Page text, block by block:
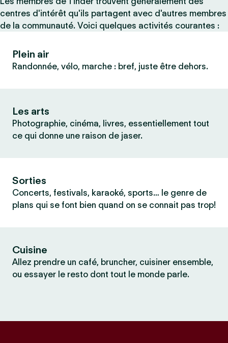
centres d'intérêt qu'ils partagent avec d'autres membres
de la communauté. Voici quelques activités courantes :
Plein air
Randonnée, vélo, marche : bref, juste être dehors.
Les arts
Photographie, cinéma, livres, essentiellement tout
ce qui donne une raison de jaser.
Sorties
Concerts, festivals, karaoké, sports… le genre de
plans qui se font bien quand on se connait pas trop!
Cuisine
Allez prendre un café, bruncher, cuisiner ensemble,
ou essayer le resto dont tout le monde parle.